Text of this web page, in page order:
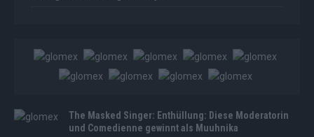
The Masked Singer: Enthüllung: Diese Moderatorin
und Comedienne gewinnt als Muuhnika